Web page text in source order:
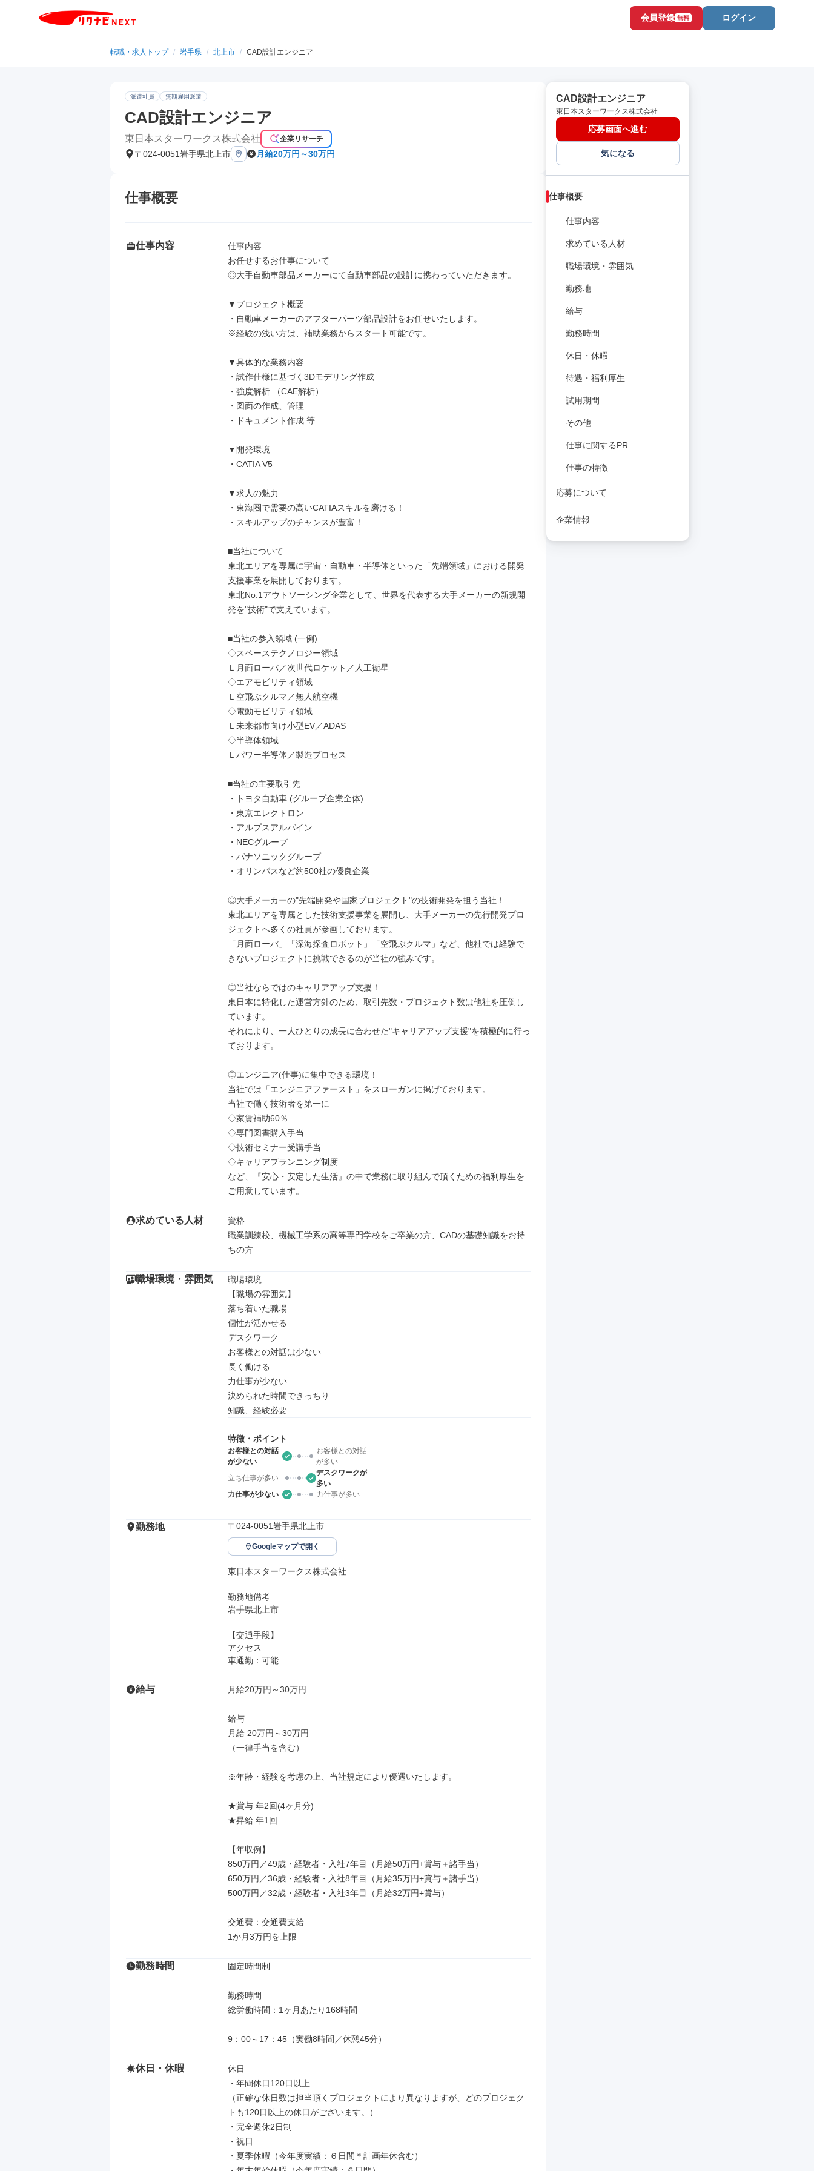
会員登録 無料 ログイン
転職・求人トップ / 岩手県 / 北上市 / CAD設計エンジニア
派遣社員 無期雇用派遣
CAD設計エンジニア
東日本スターワークス株式会社 企業リサーチ
〒024-0051岩手県北上市 月給20万円～30万円
仕事概要
仕事内容
仕事内容
お任せするお仕事について
◎大手自動車部品メーカーにて自動車部品の設計に携わっていただきます。
▼プロジェクト概要
・自動車メーカーのアフターパーツ部品設計をお任せいたします。
※経験の浅い方は、補助業務からスタート可能です。
▼具体的な業務内容
・試作仕様に基づく3Dモデリング作成
・強度解析 （CAE解析）
・図面の作成、管理
・ドキュメント作成 等
▼開発環境
・CATIA V5
▼求人の魅力
・東海圏で需要の高いCATIAスキルを磨ける！
・スキルアップのチャンスが豊富！
■当社について
東北エリアを専属に宇宙・自動車・半導体といった「先端領域」における開発
支援事業を展開しております。
東北No.1アウトソーシング企業として、世界を代表する大手メーカーの新規開
発を"技術"で支えています。
■当社の参入領域 (一例)
◇スペーステクノロジー領域
Ｌ月面ローバ／次世代ロケット／人工衛星
◇エアモビリティ領域
Ｌ空飛ぶクルマ／無人航空機
◇電動モビリティ領域
Ｌ未来都市向け小型EV／ADAS
◇半導体領域
Ｌパワー半導体／製造プロセス
■当社の主要取引先
・トヨタ自動車 (グループ企業全体)
・東京エレクトロン
・アルプスアルパイン
・NECグループ
・パナソニックグループ
・オリンパスなど約500社の優良企業
◎大手メーカーの"先端開発や国家プロジェクト"の技術開発を担う当社！
東北エリアを専属とした技術支援事業を展開し、大手メーカーの先行開発プロ
ジェクトへ多くの社員が参画しております。
「月面ローバ」「深海探査ロボット」「空飛ぶクルマ」など、他社では経験で
きないプロジェクトに挑戦できるのが当社の強みです。
◎当社ならではのキャリアアップ支援！
東日本に特化した運営方針のため、取引先数・プロジェクト数は他社を圧倒し
ています。
それにより、一人ひとりの成長に合わせた"キャリアアップ支援"を積極的に行っ
ております。
◎エンジニア(仕事)に集中できる環境！
当社では「エンジニアファースト」をスローガンに掲げております。
当社で働く技術者を第一に
◇家賃補助60％
◇専門図書購入手当
◇技術セミナー受講手当
◇キャリアプランニング制度
など、『安心・安定した生活』の中で業務に取り組んで頂くための福利厚生を
ご用意しています。
求めている人材
資格
職業訓練校、機械工学系の高等専門学校をご卒業の方、CADの基礎知識をお持
ちの方
職場環境・雰囲気
職場環境
【職場の雰囲気】
落ち着いた職場
個性が活かせる
デスクワーク
お客様との対話は少ない
長く働ける
力仕事が少ない
決められた時間できっちり
知識、経験必要
特徴・ポイント
お客様との対話
が少ない
お客様との対話
が多い
立ち仕事が多い
デスクワークが
多い
力仕事が少ない
力仕事が多い
勤務地 〒024-0051岩手県北上市
Googleマップで開く
東日本スターワークス株式会社
勤務地備考
岩手県北上市
【交通手段】
アクセス
車通勤：可能
給与 月給20万円～30万円
給与
月給 20万円～30万円
（一律手当を含む）
※年齢・経験を考慮の上、当社規定により優遇いたします。
★賞与 年2回(4ヶ月分)
★昇給 年1回
【年収例】
850万円／49歳・経験者・入社7年目（月給50万円+賞与＋諸手当）
650万円／36歳・経験者・入社8年目（月給35万円+賞与＋諸手当）
500万円／32歳・経験者・入社3年目（月給32万円+賞与）
交通費：交通費支給
1か月3万円を上限
勤務時間 固定時間制
勤務時間
総労働時間：1ヶ月あたり168時間
9：00～17：45（実働8時間／休憩45分）
休日・休暇
休日
・年間休日120日以上
（正確な休日数は担当頂くプロジェクトにより異なりますが、どのプロジェク
トも120日以上の休日がございます。）
・完全週休2日制
・祝日
・夏季休暇（今年度実績：６日間＊計画年休含む）
CAD設計エンジニア
東日本スターワークス株式会社
応募画面へ進む
気になる
仕事概要
仕事内容
求めている人材
職場環境・雰囲気
勤務地
給与
勤務時間
休日・休暇
待遇・福利厚生
試用期間
その他
仕事に関するPR
仕事の特徴
応募について
企業情報